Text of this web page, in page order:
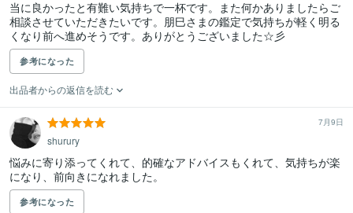
当に良かったと有難い気持ちで一杯です。また何かありましたらご
相談させていただきたいです。朋巳さまの鑑定で気持ちが軽く明る
くなり前へ進めそうです。ありがとうございました☆彡
参考になった
出品者からの返信を読む
7月9日
shurury
悩みに寄り添ってくれて、的確なアドバイスもくれて、気持ちが楽
になり、前向きになれました。
参考になった